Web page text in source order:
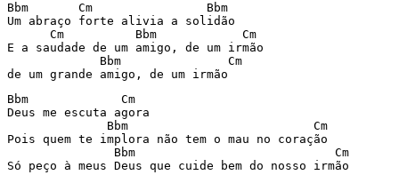
Bbm       Cm                Bbm
Um abraço forte alivia a solidão
      Cm          Bbm            Cm
E a saudade de um amigo, de um irmão
             Bbm               Cm
de um grande amigo, de um irmão
Bbm             Cm
Deus me escuta agora
              Bbm	                   Cm
Pois quem te implora não tem o mau no coração
               Bbm			      Cm